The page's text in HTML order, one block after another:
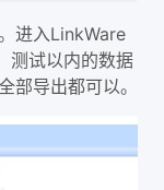
进入LinkWare
测试以内的数据
部导出都可以。